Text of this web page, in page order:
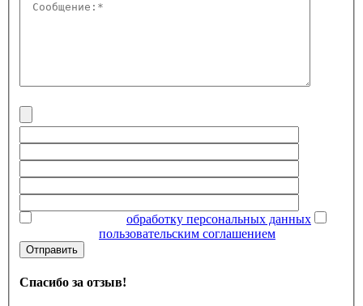
обработку персональных данных
пользовательским соглашением
Отправить
Спасибо за отзыв!